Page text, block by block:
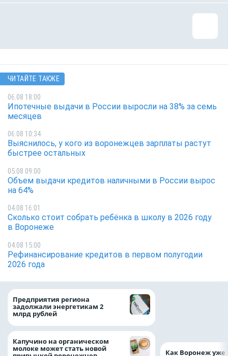
ЧИТАЙТЕ ТАКЖЕ
06.08 18:00
Ипотечные выдачи в России выросли на 38% за семь
месяцев
06.08 10:34
Выяснилось, у кого из воронежцев зарплаты растут
быстрее остальных
05.08 09:00
Объем выдачи кредитов наличными в России вырос
на 64%
04.08 16:01
Сколько стоит собрать ребёнка в школу в 2026 году
в Воронеже
04.08 15:00
Рефинансирование кредитов в первом полугодии
2026 года
Предприятия региона
задолжали энергетикам 2
млрд рублей
Капучино на органическом
молоке может стать новой Как Воронеж уже